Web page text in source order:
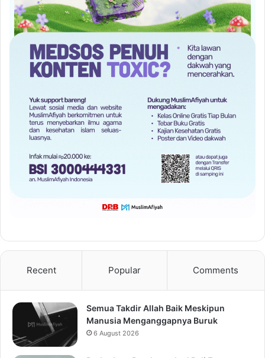
Recent Popular Comments
Semua Takdir Allah Baik Meskipun
Manusia Menganggapnya Buruk
6 August 2026